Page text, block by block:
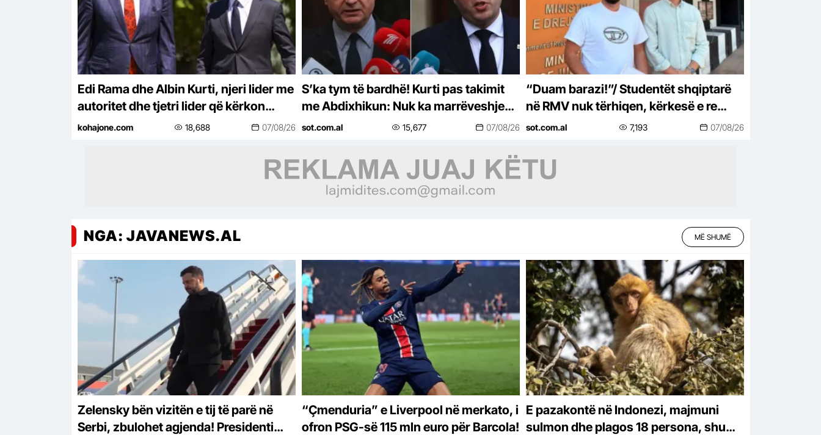
Edi Rama dhe Albin Kurti, njeri lider me
autoritet dhe tjetri lider që kërkon
protagonizëm
kohajone.com 18,688 07/08/26
S’ka tym të bardhë! Kurti pas takimit
me Abdixhikun: Nuk ka marrëveshje
për presidentin, ka dallime të mëdha
sot.com.al 15,677 07/08/26
“Duam barazi!”/ Studentët shqiptarë
në RMV nuk tërhiqen, kërkesë e re
institucioneve për provimet në gjuhën
sot.com.al 7,193 07/08/26
NGA: JAVANEWS.AL MË SHUMË
Zelensky bën vizitën e tij të parë në
Serbi, zbulohet agjenda! Presidenti
“Çmenduria” e Liverpool në merkato, i
ofron PSG-së 115 mln euro për Barcola!
E pazakontë në Indonezi, majmuni
sulmon dhe plagos 18 persona, shumë